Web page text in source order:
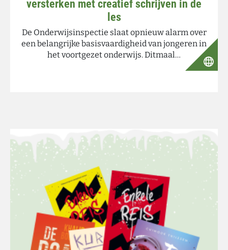
versterken met creatief schrijven in de
les
De Onderwijsinspectie slaat opnieuw alarm over
een belangrijke basisvaardigheid van jongeren in
het voortgezet onderwijs. Ditmaal…